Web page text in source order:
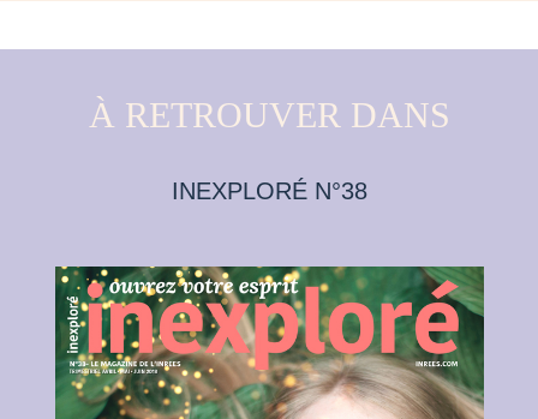
À RETROUVER DANS
INEXPLORÉ N°38